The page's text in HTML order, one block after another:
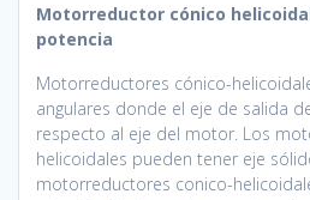
Motorreductor cónico
potencia
Motorreductores cónico-
angulares donde el eje de salida
respecto al eje del motor. Los
helicoidales pueden tener eje
motorreductores conico-